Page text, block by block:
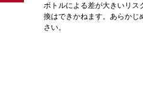
ボトルによる差が大きいリス
換はできかねます。あらかじ
さい。